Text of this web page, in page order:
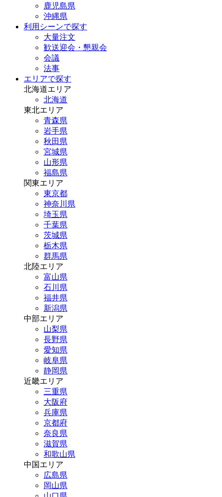
鹿児島県
沖縄県
利用シーンで探す
大量注文
歓送迎会・懇親会
会議
法事
エリアで探す
北海道エリア
北海道
東北エリア
青森県
岩手県
秋田県
宮城県
山形県
福島県
関東エリア
東京都
神奈川県
埼玉県
千葉県
茨城県
栃木県
群馬県
北陸エリア
富山県
石川県
福井県
新潟県
中部エリア
山梨県
長野県
愛知県
岐阜県
静岡県
近畿エリア
三重県
大阪府
兵庫県
京都府
奈良県
滋賀県
和歌山県
中国エリア
広島県
岡山県